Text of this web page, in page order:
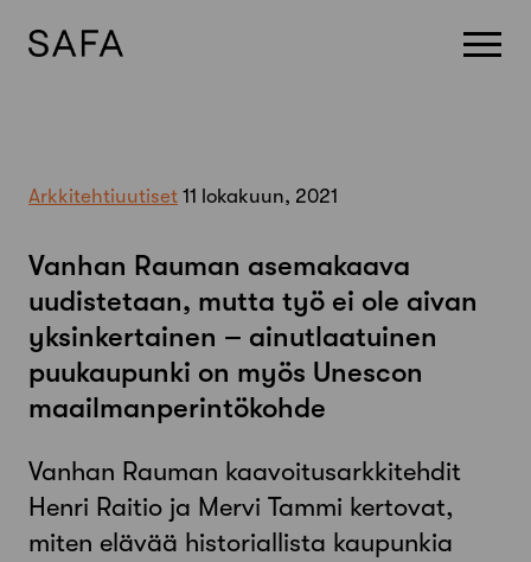
Arkkitehtiuutiset 11 lokakuun, 2021
Vanhan Rauman asemakaava
uudistetaan, mutta työ ei ole aivan
yksinkertainen – ainutlaatuinen
puukaupunki on myös Unescon
maailmanperintökohde
Vanhan Rauman kaavoitusarkkitehdit
Henri Raitio ja Mervi Tammi kertovat,
miten elävää historiallista kaupunkia